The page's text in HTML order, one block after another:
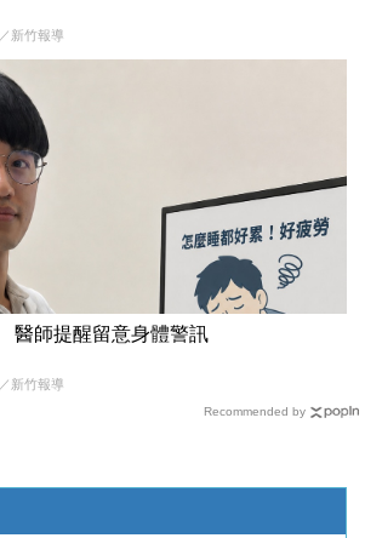
新竹報導
師提醒留意身體警訊
新竹報導
Recommended by